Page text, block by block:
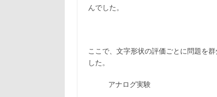
んでした。
ここで、文字形状の評価ごとに問題を
した。
アナログ実験